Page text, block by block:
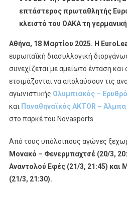
επτάστερος πρωταθλητής
κλειστό του ΟΑΚΑ τη
Αθήνα, 18 M αρτίου 2025. Η
ευρωπαϊκή διασυλλογική
συνεχίζεται με αμείωτο ένταση
ετοιμάζονται να απολαύσουν τις
αγωνιστικής Ολυμπιακός –
και Παναθηναϊκός AKTOR – Άλμπα
στο παρκέ του Novasports.
Από τους υπόλοιπους αγώνες
Μονακό – Φενερμπαχτσέ (20/3,
Αναντολού Εφές (21/3, 21:45) και
(21/3, 21:30).